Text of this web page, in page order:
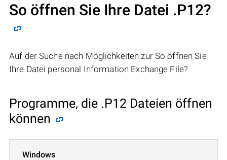
So öffnen Sie Ihre Datei .P12?
Auf der Suche nach Möglichkeiten zur So öffnen Sie
Ihre Datei personal Information Exchange File?
Programme, die .P12 Dateien öffnen
können
Windows